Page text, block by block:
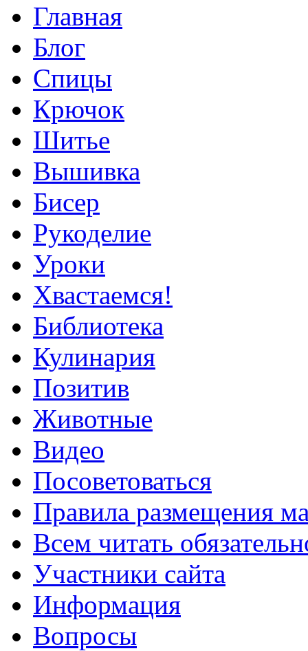
Главная
Блог
Спицы
Крючок
Шитье
Вышивка
Бисер
Рукоделие
Уроки
Хвастаемся!
Библиотека
Кулинария
Позитив
Животные
Видео
Посоветоваться
Правила размещения
Всем читать
Участники сайта
Информация
Вопросы